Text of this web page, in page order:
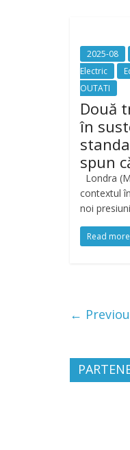
2025-08
Electric
OUTATI
Două
în
spun
Londra
contextul
noi
Read more
←